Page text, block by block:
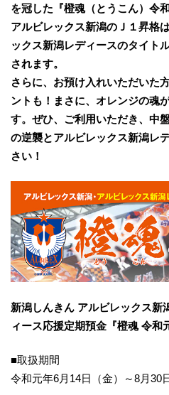
を冠した『橙魂（とうこん）令
アルビレックス新潟のＪ１昇格
ックス新潟レディースのタイト
されます。
さらに、お預け入れいただいた
ントも！まさに、オレンジの魂
す。ぜひ、ご利用いただき、中
の逆襲とアルビレックス新潟レ
さい！
新潟しんきん アルビレックス新
ィース応援定期預金『橙魂 令和
■取扱期間
令和元年6月14日（金）～8月30